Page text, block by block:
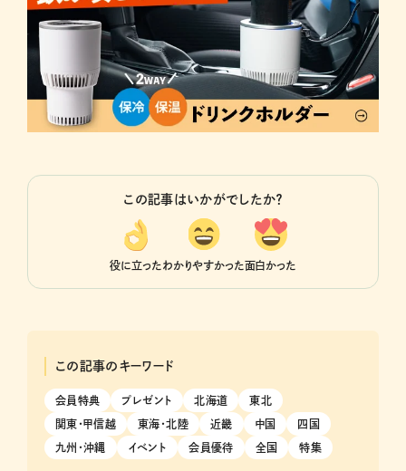
この記事はいかがでしたか？
役に立ったわかりやすかった面白かった
この記事のキーワード
会員特典 プレゼント 北海道 東北
関東・甲信越 東海・北陸 近畿 中国 四国
九州・沖縄 イベント 会員優待 全国 特集